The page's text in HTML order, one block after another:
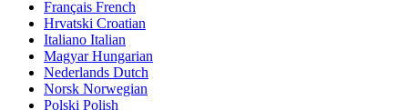
Français French
Hrvatski Croatian
Italiano Italian
Magyar Hungarian
Nederlands Dutch
Norsk Norwegian
Polski Polish